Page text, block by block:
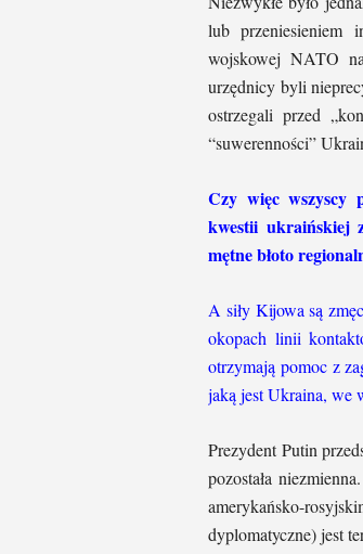
lub przeniesieniem
wojskowej NATO
urzędnicy byli
ostrzegali przed
“suwerenności”
Czy więc wszyscy
kwestii ukraińskiej
mętne błoto
A siły Kijowa są
okopach linii
otrzymają pomoc z
jaką jest Ukraina, we
Prezydent Putin
pozostała
amerykańsko-
dyplomatyczne) jest